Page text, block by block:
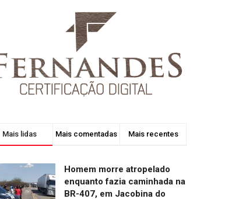
Mais lidas Mais comentadas Mais recentes
Homem morre atropelado
enquanto fazia caminhada na
BR-407, em Jacobina do